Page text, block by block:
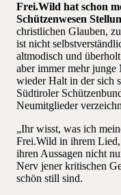
Frei.Wild hat schon
Schützenwesen
christlichen Glauben,
ist nicht
altmodisch und
aber immer mehr junge
wieder Halt in der sich
Südtiroler
Neumitglieder
„Ihr wisst, was ich
Frei.Wild in ihrem Lied,
ihren Aussagen nicht
Nerv jener kritischen
schön still sind.